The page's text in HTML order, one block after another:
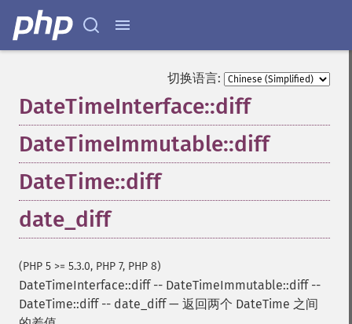
切换语言:
DateTimeInterface::diff
DateTimeImmutable::diff
DateTime::diff
date_diff
(PHP 5 >= 5.3.0, PHP 7, PHP 8)
DateTimeInterface::diff-- DateTimeImmutable::diff--
DateTime::diff-- date_diff— 返回两个 DateTime 之间